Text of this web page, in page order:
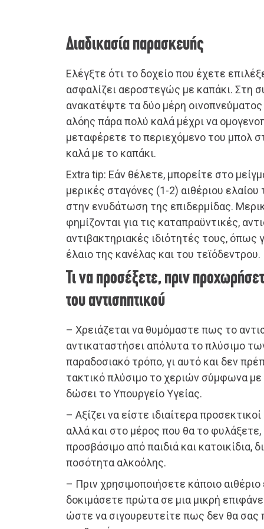
Διαδικασία παρασκευής
Ελέγξτε ότι το δοχείο που έχετε
ασφαλίζει αεροστεγώς με καπάκι. Στη
ανακατέψτε τα δύο μέρη
αλόης πάρα πολύ καλά μέχρι να
μεταφέρετε το περιεχόμενο του μπολ
καλά με το καπάκι.
Extra tip: Εάν θέλετε, μπορείτε στο
μερικές σταγόνες (1-2) αιθέριου ελαίου
στην ενυδάτωση της επιδερμίδας.
φημίζονται για τις καταπραϋντικές,
αντιβακτηριακές ιδιότητές τους, όπως
έλαιο της κανέλας και του τεϊόδεντρου.
Τι να προσέξετε, πριν
του αντισηπτικού
– Χρειάζεται να θυμόμαστε πως το
αντικαταστήσει απόλυτα το πλύσιμο
παραδοσιακό τρόπο, γι αυτό και δεν
τακτικό πλύσιμο το χεριών σύμφωνα με
δώσει το Υπουργείο Υγείας.
– Αξίζει να είστε ιδιαίτερα
αλλά και στο μέρος που θα το φυλάξετε,
προσβάσιμο από παιδιά και κατοικίδια,
ποσότητα αλκοόλης.
– Πριν χρησιμοποιήσετε κάποιο αιθέριο
δοκιμάσετε πρώτα σε μια μικρή
ώστε να σιγουρευτείτε πως δεν θα σας